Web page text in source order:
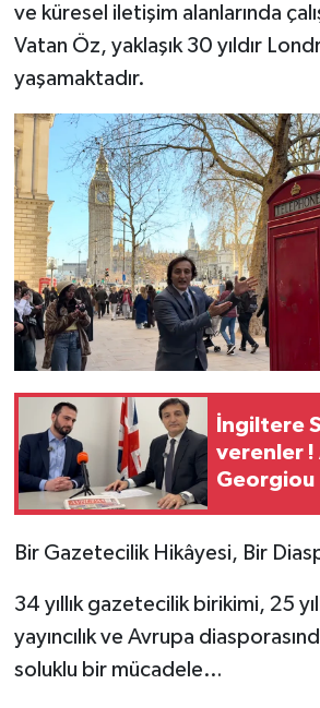
ve küresel iletişim alanlarında
Vatan Öz, yaklaşık 30 yıldır
yaşamaktadır.
İngiltere
verenler !
Georgiou
Bir Gazetecilik Hikâyesi, Bir
34 yıllık gazetecilik birikimi, 25
yayıncılık ve Avrupa
soluklu bir mücadele…